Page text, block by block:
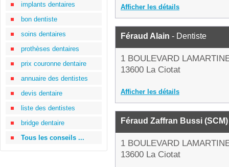
implants dentaires
bon dentiste
soins dentaires
prothèses dentaires
prix couronne dentaire
annuaire des dentistes
devis dentaire
liste des dentistes
bridge dentaire
Tous les conseils ...
Afficher les détails
Féraud Alain - Dentiste
1 BOULEVARD
13600 La Ciotat
Afficher les détails
Féraud Zaffran Bussi (SCM)
1 BOULEVARD
13600 La Ciotat